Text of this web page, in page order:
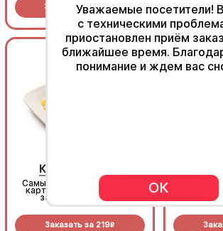
Заказать за369 R
150гр.
Картофель фри
Самый популярный в мире
картофель, их пробовал
заказать каждый!
Заказать за 219R
Уважаемые посетители!
с техническими
приостановлен приём
ближайшее время.
понимание и ждем вас
ОК